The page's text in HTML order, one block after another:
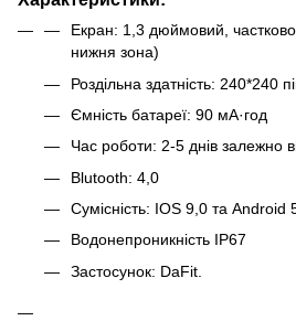
Екран: 1,3 дюймовий,
нижня зона)
Роздільна здатність: 240*240
Ємність батареї: 90 мА·год
Час роботи: 2-5 днів залежно
Blutooth: 4,0
Сумісність: IOS 9,0 та
Водонепроникність IP67
Застосунок: DaFit.